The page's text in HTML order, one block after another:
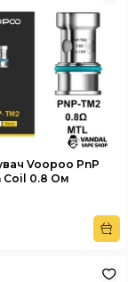
Voopoo PnP
Coil 0.8 Ом